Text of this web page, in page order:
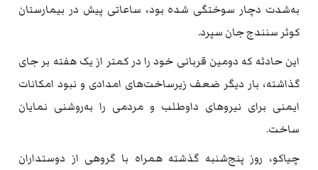
به‌شدت دچار سوختگی شده بود، ساعاتی پیش در بیمارستان
کوثر سنندج جان سپرد.
این حادثه که دومین قربانی خود را در کمتر از یک هفته بر جای
گذاشته، بار دیگر ضعف زیرساخت‌های امدادی و نبود امکانات
ایمنی برای نیروهای داوطلب و مردمی را به‌روشنی نمایان
ساخت.
چیاکو، روز پنج‌شنبه گذشته همراه با گروهی از دوستداران